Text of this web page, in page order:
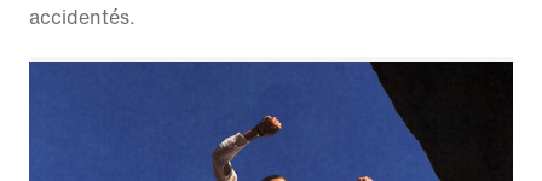
accidentés.